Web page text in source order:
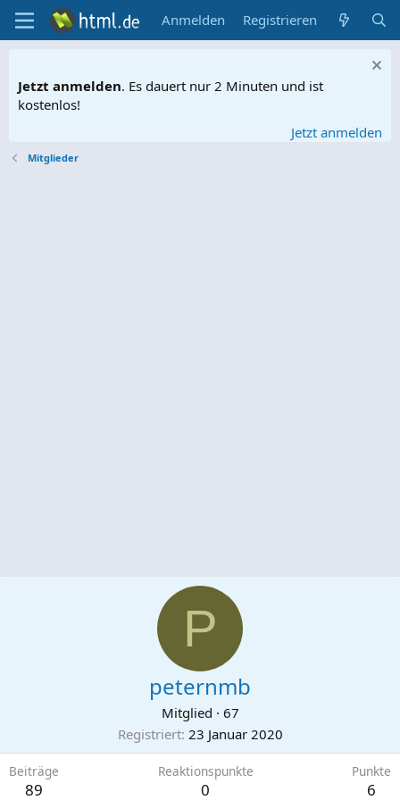
Anmelden Registrieren
Jetzt anmelden. Es dauert nur 2 Minuten und ist
kostenlos!
Jetzt anmelden
Mitglieder
P
peternmb
Mitglied · 67
Registriert 23 Januar 2020
Beiträge
89
Reaktionspunkte
0
Punkte
6